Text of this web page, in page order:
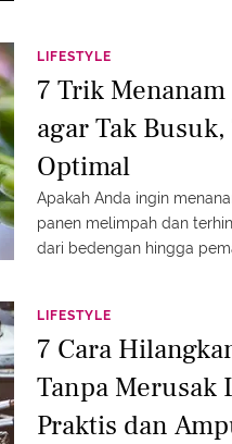
LIFESTYLE
7 Trik
agar Tak
Optimal
Apakah Anda ingin
panen melimpah dan
dari bedengan hingga
LIFESTYLE
7 Cara
Tanpa Merusak
Praktis dan